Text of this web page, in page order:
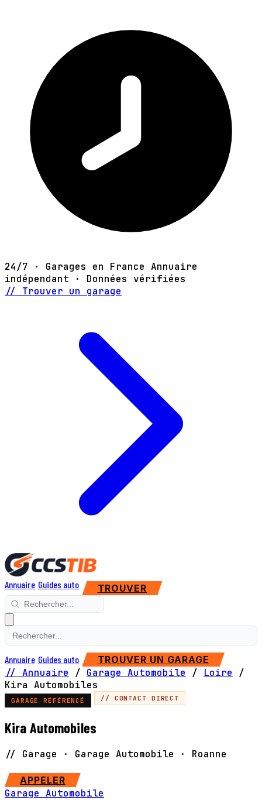
24/7 · Garages en France Annuaire
indépendant · Données vérifiées
// Trouver un garage
Annuaire Guides auto TROUVER
Annuaire Guides auto TROUVER UN GARAGE
// Annuaire / Garage Automobile / Loire
/
Kira Automobiles
GARAGE RÉFÉRENCÉ // CONTACT DIRECT
Kira Automobiles
// Garage · Garage Automobile · Roanne
APPELER
Garage Automobile